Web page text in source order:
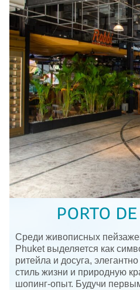
PORTO
Среди живописных
Phuket выделяется как
ритейла и досуга,
стиль жизни и природную
шопинг-опыт. Будучи